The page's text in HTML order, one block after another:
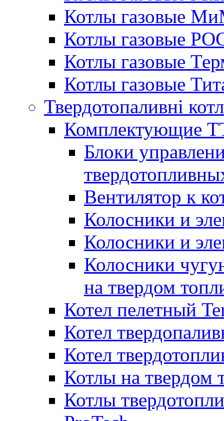
Котлы газовые
Котлы газовые
Котлы газовые
Котлы газовые
Твердотопаливні
Комплектующие
Блоки
Вентилятор к
Колосники и
Колосники и
Колосники
на твердом
Котел пелетный
Котел
Котел
Котлы на твердом
Котлы